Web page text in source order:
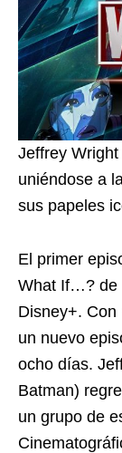
Jeffrey
uniéndose a
sus papeles
El primer
What If…? de
Disney+.
un nuevo
ocho días.
Batman)
un grupo de